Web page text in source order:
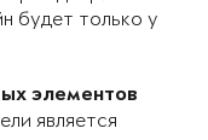
будет только у
элементов
является